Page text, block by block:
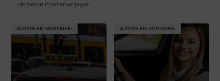
de beste marterverjager
AUTO'S EN MOTOREN AUTO'S EN MOTOREN